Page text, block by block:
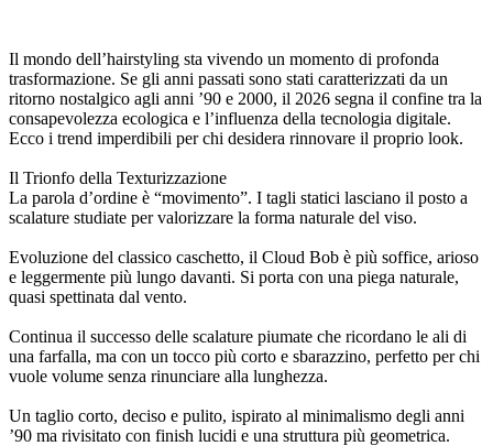
Il mondo dell’hairstyling sta vivendo un momento di profonda
trasformazione. Se gli anni passati sono stati caratterizzati da un
ritorno nostalgico agli anni ’90 e 2000, il 2026 segna il confine tra la
consapevolezza ecologica e l’influenza della tecnologia digitale.
Ecco i trend imperdibili per chi desidera rinnovare il proprio look.
Il Trionfo della Texturizzazione
La parola d’ordine è “movimento”. I tagli statici lasciano il posto a
scalature studiate per valorizzare la forma naturale del viso.
Evoluzione del classico caschetto, il Cloud Bob è più soffice, arioso
e leggermente più lungo davanti. Si porta con una piega naturale,
quasi spettinata dal vento.
Continua il successo delle scalature piumate che ricordano le ali di
una farfalla, ma con un tocco più corto e sbarazzino, perfetto per chi
vuole volume senza rinunciare alla lunghezza.
Un taglio corto, deciso e pulito, ispirato al minimalismo degli anni
’90 ma rivisitato con finish lucidi e una struttura più geometrica.